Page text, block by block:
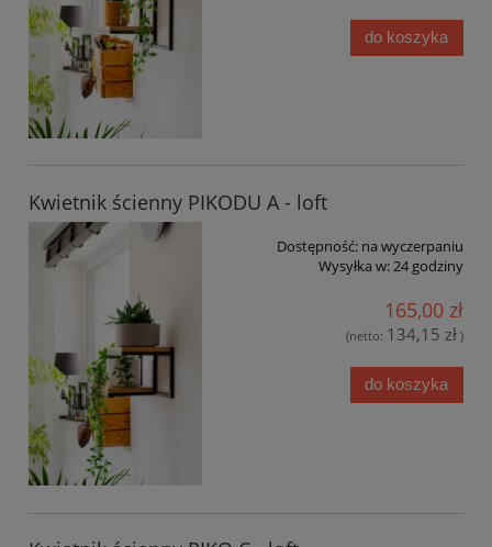
do koszyka
Kwietnik ścienny PIKODU A - loft
Dostępność: na wyczerpaniu
Wysyłka w:24 godziny
165,00 zł
(netto: 134,15 zł )
do koszyka